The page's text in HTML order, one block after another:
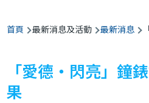
導
航
連
結
首頁 最新消息及活動 最新消息
「愛德‧閃亮」鐘
果